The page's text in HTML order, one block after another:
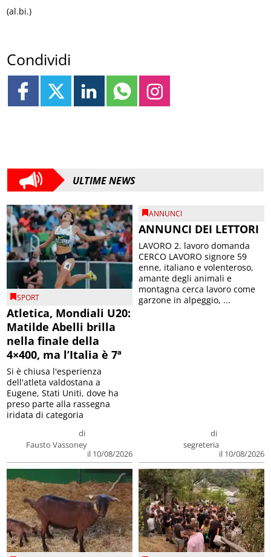
(al.bi.)
Condividi
ULTIME NEWS
SPORT
Atletica, Mondiali U20:
Matilde Abelli brilla
nella finale della
4×400, ma l’Italia è 7ª
di
Fausto Vassoney
il 10/08/2026
Si è chiusa l'esperienza
dell'atleta valdostana a
Eugene, Stati Uniti, dove ha
preso parte alla rassegna
iridata di categoria
ANNUNCI
ANNUNCI DEI LETTORI
di
segreteria
il 10/08/2026
LAVORO 2. lavoro domanda
CERCO LAVORO signore 59
enne, italiano e volenteroso,
amante degli animali e
montagna cerca lavoro come
garzone in alpeggio, ...